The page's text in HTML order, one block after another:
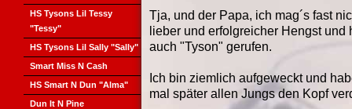
HS Tysons Lil Tessy
"Tessy"
HS Tysons Lil Sally "Sally"
Smart Miss N Cash
HS Smart N Dun "Alma"
Dun It N Pine
Tja, und der Papa, ich mag´s fast
lieber und erfolgreicher Hengst
auch "Tyson" gerufen.
Ich bin ziemlich aufgeweckt und
mal später allen Jungs den Kopf